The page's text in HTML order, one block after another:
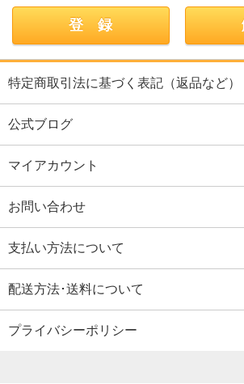
特定商取引法に基づく表記（返品など）
公式ブログ
マイアカウント
お問い合わせ
支払い方法について
配送方法･送料について
プライバシーポリシー